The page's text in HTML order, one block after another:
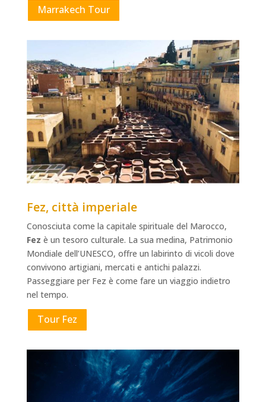
Marrakech Tour
Fez, città imperiale
Conosciuta come la capitale spirituale del Marocco,
Fez è un tesoro culturale. La sua medina, Patrimonio
Mondiale dell’UNESCO, offre un labirinto di vicoli dove
convivono artigiani, mercati e antichi palazzi.
Passeggiare per Fez è come fare un viaggio indietro
nel tempo.
Tour Fez